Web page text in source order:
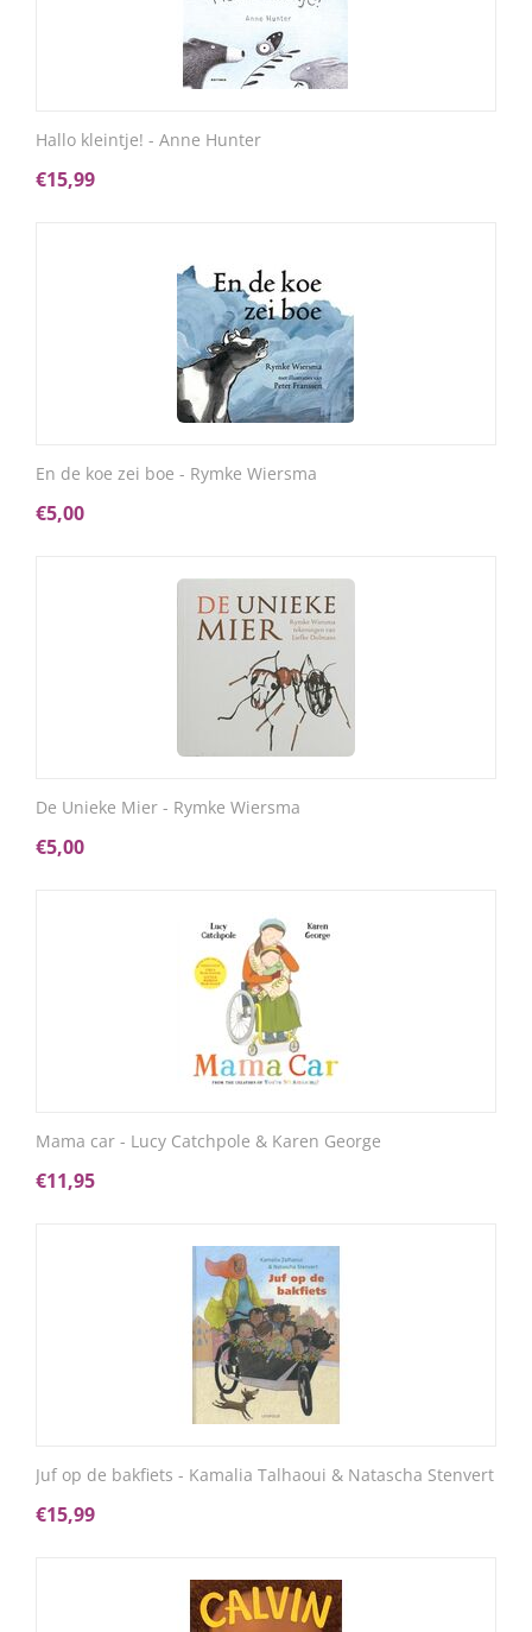
Hallo kleintje! - Anne Hunter
€15,99
En de koe zei boe - Rymke Wiersma
€5,00
De Unieke Mier - Rymke Wiersma
€5,00
Mama car - Lucy Catchpole & Karen George
€11,95
Juf op de bakfiets - Kamalia Talhaoui & Natascha Stenvert
€15,99